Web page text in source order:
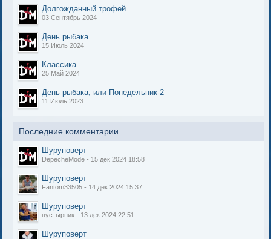
Долгожданный трофей
03 Сентябрь 2024
День рыбака
15 Июль 2024
Классика
25 Май 2024
День рыбака, или Понедельник-2
11 Июль 2023
Последние комментарии
Шуруповерт
DepecheMode - 15 дек 2024 18:58
Шуруповерт
Fantom33505 - 14 дек 2024 15:37
Шуруповерт
пустырник - 13 дек 2024 22:51
Шуруповерт